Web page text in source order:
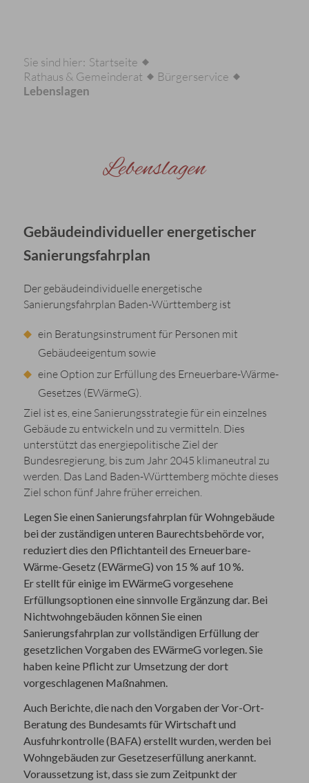
Sie sind hier: Startseite
Rathaus & Gemeinderat
Bürgerservice
Lebenslagen
Lebenslagen
Gebäudeindividueller energetischer
Sanierungsfahrplan
Der gebäudeindividuelle energetische
Sanierungsfahrplan Baden-Württemberg ist
ein Beratungsinstrument für Personen mit
Gebäudeeigentum sowie
eine Option zur Erfüllung des Erneuerbare-Wärme-
Gesetzes (EWärmeG).
Ziel ist es, eine Sanierungsstrategie für ein einzelnes
Gebäude zu entwickeln und zu vermitteln. Dies
unterstützt das energiepolitische Ziel der
Bundesregierung, bis zum Jahr 2045 klimaneutral zu
werden. Das Land Baden-Württemberg möchte dieses
Ziel schon fünf Jahre früher erreichen.
Legen Sie einen Sanierungsfahrplan für Wohngebäude
bei der zuständigen unteren Baurechtsbehörde vor,
reduziert dies den Pflichtanteil des Erneuerbare-
Wärme-Gesetz (EWärmeG) von 15 % auf 10 %.
Er stellt für einige im EWärmeG vorgesehene
Erfüllungsoptionen eine sinnvolle Ergänzung dar. Bei
Nichtwohngebäuden können Sie einen
Sanierungsfahrplan zur vollständigen Erfüllung der
gesetzlichen Vorgaben des EWärmeG vorlegen. Sie
haben keine Pflicht zur Umsetzung der dort
vorgeschlagenen Maßnahmen.
Auch Berichte, die nach den Vorgaben der Vor-Ort-
Beratung des Bundesamts für Wirtschaft und
Ausfuhrkontrolle (BAFA) erstellt wurden, werden bei
Wohngebäuden zur Gesetzeserfüllung anerkannt.
Voraussetzung ist, dass sie zum Zeitpunkt der